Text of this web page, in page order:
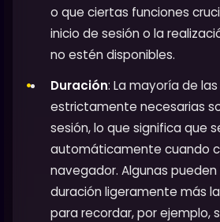
o que ciertas funciones
inicio de sesión o la
no estén disponibles.
Duración: La mayoría de
estrictamente necesarias
sesión, lo que significa que
automáticamente cuando
navegador. Algunas
duración ligeramente más
para recordar, por ejemplo,